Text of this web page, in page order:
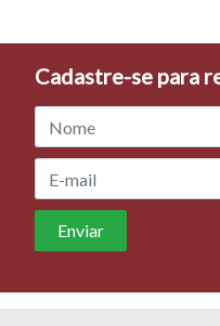
Cadastre-se para